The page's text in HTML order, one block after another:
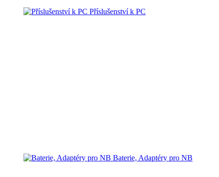
Příslušenství k PC
Baterie, Adaptéry pro NB